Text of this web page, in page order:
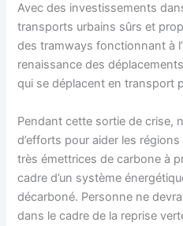
Avec des investissements
transports urbains sûrs et
des tramways fonctionnant à
renaissance des
qui se déplacent en transport
Pendant cette sortie de crise,
d’efforts pour aider les
très émettrices de carbone à
cadre d’un système
décarboné. Personne ne
dans le cadre de la reprise